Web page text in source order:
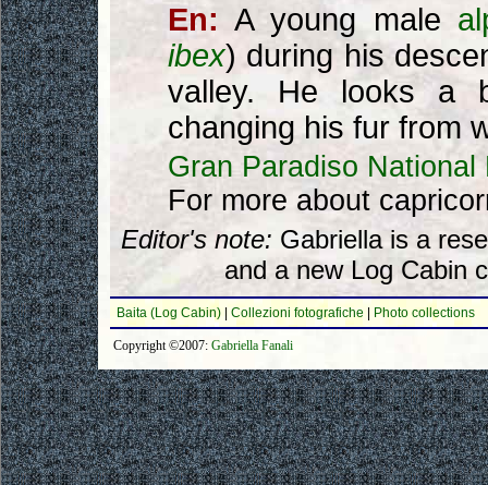
En: A young male
ibex) during his
valley. He looks a
changing his fur from
Gran Paradiso National
For more about
Editor's note: Gabriella is a
and a new Log Cabin
Baita (Log Cabin) Collezioni fotografiche Photo collections
Copyright ©2007: Gabriella Fanali